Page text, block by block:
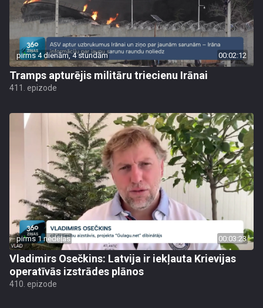
pirms 4 dienām, 4 stundām 00:02:12
Tramps apturējis militāru triecienu Irānai
411. epizode
pirms 1 nedēļas 00:03:23
Vladimirs Osečkins: Latvija ir iekļauta Krievijas
operatīvās izstrādes plānos
410. epizode